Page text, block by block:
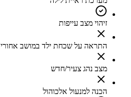
זיהוי מצב עייפות
התראה על שכחת ילד במושב אחורי
מצב נהג צעיר/חדש
הכנה למנעול אלכוהול